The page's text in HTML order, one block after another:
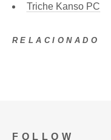
Triche Kanso PC
RELACIONADO
FOLLOW